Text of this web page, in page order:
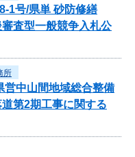
1号/県単 砂防修繕
審査型一般競争入札公
所
中山間地域総合整備
第2期工事に関する